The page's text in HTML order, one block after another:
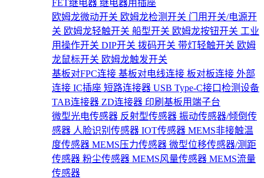
FET继电器 继电器用插座
欧姆龙微动开关 欧姆龙检测开关 门用开关/电源开
关 欧姆龙轻触开关 船型开关 欧姆龙按钮开关 工业
用操作开关 DIP开关 拨码开关 带灯轻触开关 欧姆
龙鼠标开关 欧姆龙触发开关
基板对FPC连接 基板对电线连接 板对板连接 外部
连接 IC插座 短路连接器 USB Type-C接口检测设备
TAB连接器 ZD连接器 印刷基板用端子台
微型光电传感器 反射型传感器 振动传感器/倾倒传
感器 人脸识别传感器 IOT传感器 MEMS非接触温
度传感器 MEMS压力传感器 微型位移传感器/测距
传感器 粉尘传感器 MEMS风量传感器 MEMS流量
传感器